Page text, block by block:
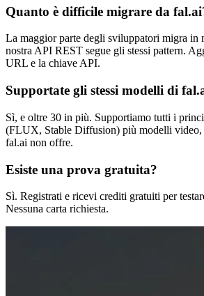
Quanto è difficile migrare da
La maggior parte degli sviluppatori migra in
nostra API REST segue gli stessi pattern.
URL e la chiave API.
Supportate gli stessi modelli di
Sì, e oltre 30 in più. Supportiamo tutti i
(FLUX, Stable Diffusion) più modelli
fal.ai non offre.
Esiste una prova gratuita?
Sì. Registrati e ricevi crediti gratuiti per
Nessuna carta richiesta.